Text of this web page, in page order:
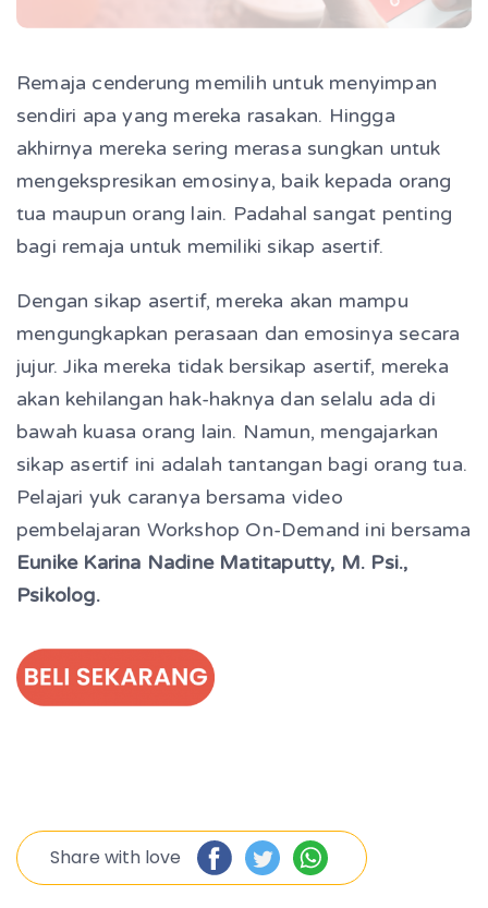
Remaja cenderung memilih untuk menyimpan
sendiri apa yang mereka rasakan. Hingga
akhirnya mereka sering merasa sungkan untuk
mengekspresikan emosinya, baik kepada orang
tua maupun orang lain. Padahal sangat penting
bagi remaja untuk memiliki sikap asertif.
Dengan sikap asertif, mereka akan mampu
mengungkapkan perasaan dan emosinya secara
jujur. Jika mereka tidak bersikap asertif, mereka
akan kehilangan hak-haknya dan selalu ada di
bawah kuasa orang lain. Namun, mengajarkan
sikap asertif ini adalah tantangan bagi orang tua.
Pelajari yuk caranya bersama video
pembelajaran Workshop On-Demand ini bersama
Eunike Karina Nadine Matitaputty, M. Psi.,
Psikolog.
Share with love